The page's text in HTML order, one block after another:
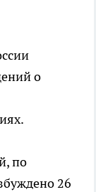
о
по
26